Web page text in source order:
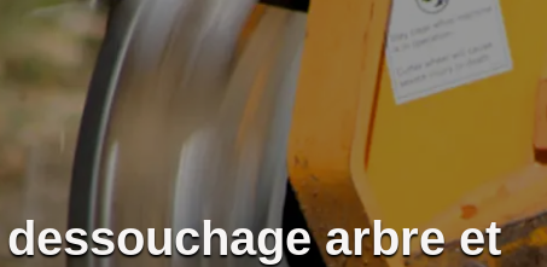
arbre et